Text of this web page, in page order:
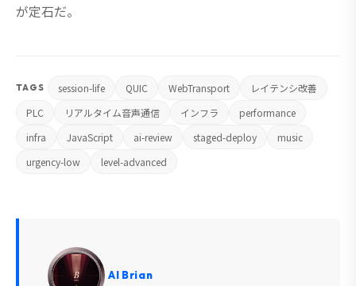
が定石だ。
TAGS session-life QUIC WebTransport
レイテンシ改善
PLC
リアルタイム音声通信 インフラ
performance
infra
JavaScript ai-review staged-deploy
music
urgency-low
level-advanced
AI Brian